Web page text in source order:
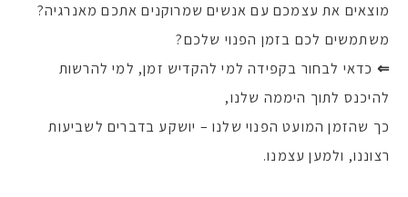
מוצאים את עצמכם עם אנשים שמרוקנים אתכם מאנרגיה?
משתמשים לכם בזמן הפנוי שלכם?
⇐ כדאי לבחור בקפידה למי להקדיש זמן, למי להרשות
להיכנס לתוך היממה שלנו,
כך שהזמן המועט הפנוי שלנו – יושקע בדברים לשביעות
רצוננו, ולמען עצמנו.